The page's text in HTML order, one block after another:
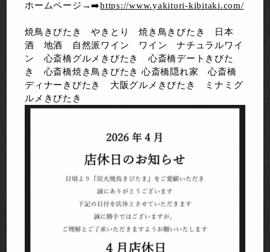
ホームページ→➡️https://www.yakitori-kibitaki.com/
焼鳥きびたき やきとり 焼き鳥きびたき 日本
酒 地酒 自然派ワイン ワイン ナチュラルワイ
ン 心斎橋グルメきびたき 心斎橋デートきびた
き 心斎橋焼き鳥きびたき 心斎橋隠れ家 心斎橋
ディナーきびたき 大阪グルメきびたき ミナミグ
ルメきびたき